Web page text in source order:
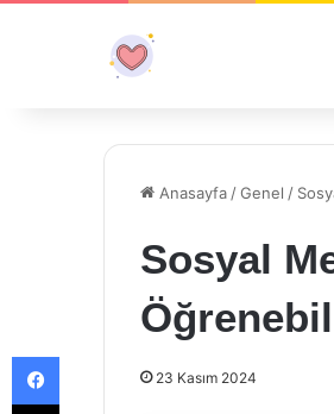
Anasayfa /Genel /
Sosyal
23 Kasım 2024
Facebook
X